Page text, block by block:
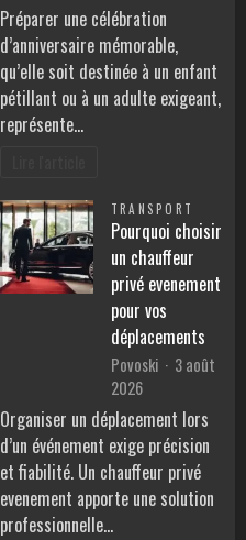
Préparer une célébration
d’anniversaire mémorable,
qu’elle soit destinée à un enfant
pétillant ou à un adulte exigeant,
représente…
TRANSPORT
Pourquoi choisir
un chauffeur
privé evenement
pour vos
déplacements
Povoski
3 août
2026
Organiser un déplacement lors
d’un événement exige précision
et fiabilité. Un chauffeur privé
evenement apporte une solution
professionnelle…